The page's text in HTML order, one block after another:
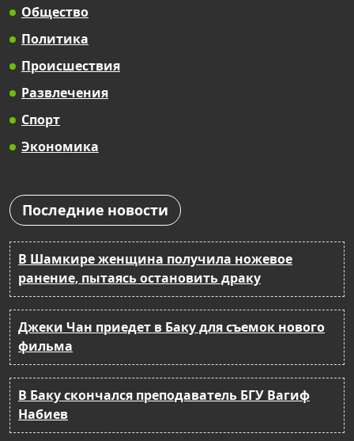
Общество
Политика
Происшествия
Развлечения
Спорт
Экономика
Последние новости
В Шамкире женщина получила ножевое
ранение, пытаясь остановить драку
Джеки Чан приедет в Баку для съемок нового
фильма
В Баку скончался преподаватель БГУ Вагиф
Набиев